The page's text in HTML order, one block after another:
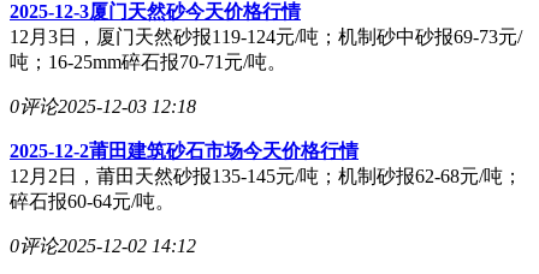
2025-12-3厦门天然砂今天价格行情
12月3日，厦门天然砂报119-124元/吨；机制砂中砂报69-73元/
吨；16-25mm碎石报70-71元/吨。
0评论2025-12-03 12:18
2025-12-2莆田建筑砂石市场今天价格行情
12月2日，莆田天然砂报135-145元/吨；机制砂报62-68元/吨；
碎石报60-64元/吨。
0评论2025-12-02 14:12